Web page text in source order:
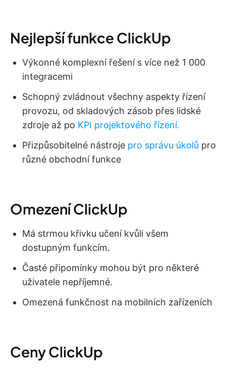
Nejlepší funkce ClickUp
Výkonné komplexní řešení s více než 1 000
integracemi
Schopný zvládnout všechny aspekty řízení
provozu, od skladových zásob přes lidské
zdroje až po KPI projektového řízení.
Přizpůsobitelné nástroje pro správu úkolů pro
různé obchodní funkce
Omezení ClickUp
Má strmou křivku učení kvůli všem
dostupným funkcím.
Časté připomínky mohou být pro některé
uživatele nepříjemné.
Omezená funkčnost na mobilních zařízeních
Ceny ClickUp